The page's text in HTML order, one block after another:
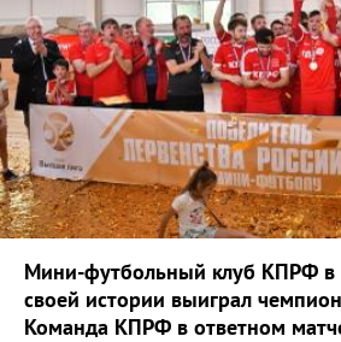
Мини-футбольный клуб КПРФ в
своей истории выиграл
Команда КПРФ в ответном